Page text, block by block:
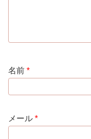
名前 *
メール *